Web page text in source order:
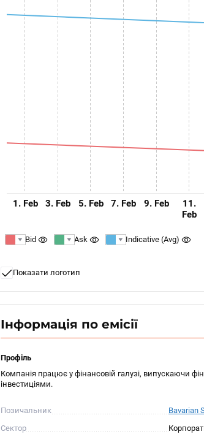
1. Feb 3. Feb 5. Feb 7. Feb 9. Feb
11.
Feb
Bid Ask Indicative (Avg)
Показати логотип
Інформація по емісії
Профіль
Компанія працює у фінансовій галузі, випускаючи
інвестиціями.
Позичальник Bavarian
Сектор